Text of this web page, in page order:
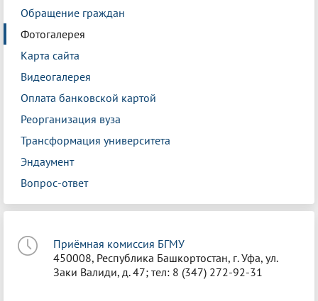
Обращение граждан
Фотогалерея
Карта сайта
Видеогалерея
Оплата банковской картой
Реорганизация вуза
Трансформация университета
Эндаумент
Вопрос-ответ
Приёмная комиссия БГМУ
450008, Республика Башкортостан, г. Уфа, ул.
Заки Валиди, д. 47; тел: 8 (347) 272-92-31